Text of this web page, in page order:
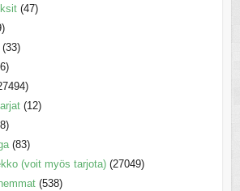
(47)
(33)
(12)
(83)
(voit myös tarjota) (27049)
(538)